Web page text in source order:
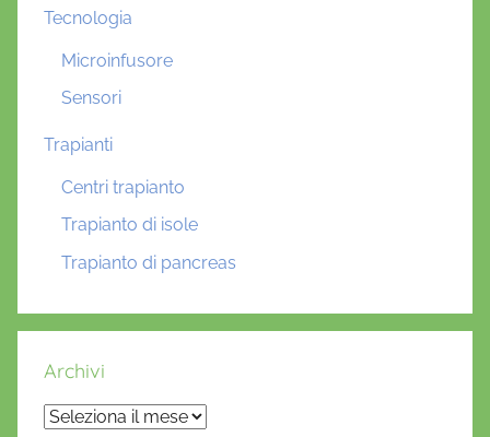
Tecnologia
Microinfusore
Sensori
Trapianti
Centri trapianto
Trapianto di isole
Trapianto di pancreas
Archivi
Archivi